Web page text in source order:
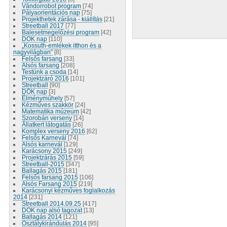
Vándorrobot program [74]
Pályaorientációs nap [75]
Projekthetek zárása - kiállítás [21]
Streetball 2017 [77]
Balesetmegelőzési program [42]
DÖK nap [110]
„Kossuth-emlékek itthon és a
nagyvilágban” [8]
Felsős farsang [33]
Alsós farsang [208]
Testünk a csoda [14]
Projektzáró 2016 [101]
Streetball [90]
DÖK nap [3]
Élményműhely [57]
Kézműves szakkör [24]
Matematika múzeum [42]
Szorobán verseny [14]
Állatkert látogatás [26]
Komplex verseny 2016 [62]
Felsős Karnevál [74]
Alsós karnevál [129]
Karácsony 2015 [249]
Projektzárás 2015 [59]
Streetball-2015 [347]
Ballagás 2015 [181]
Felsős farsang 2015 [106]
Alsós Farsang 2015 [219]
Karácsonyi kézműves foglalkozás
2014 [231]
Streetball 2014.09.25 [417]
DÖK nap alsó tagozat [13]
Ballagás 2014 [121]
Osztálykirándulás 2014 [95]